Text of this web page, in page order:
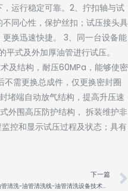
运行稳定可靠。2、拧扣轴与试
同心性，保护丝扣；试压接头具
换迅速快捷。 3、同一台设备能
式及外加厚油管进行试压。
及结构，耐压60MPa，能够使密
需更换总成件，仅更换密封圈
堵端自动放气结构，提高升压速
外围高压防护结构， 拆装维护非
控和显示试压过程及状态；具有
下一篇
油管清洗-油管清洗线-油管清洗设备技术解析